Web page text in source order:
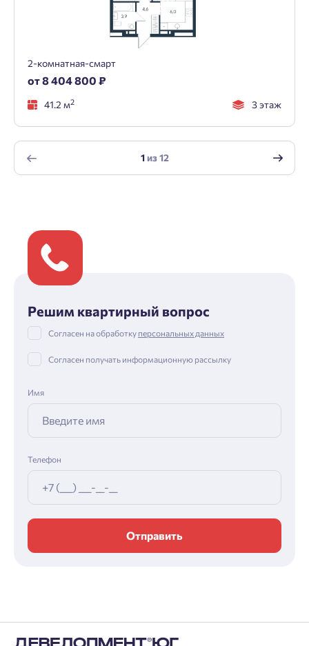
2-комнатная-смарт
от 8 404 800 ₽
41.2 м2 3 этаж
1из12
Решим квартирный вопрос
Согласен на обработку персональных данных
Согласен получать информационную рассылку
Имя
Телефон
Отправить